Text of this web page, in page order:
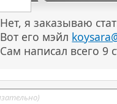
Нет, я заказываю
Вот его мэйл
Сам написал всего 9